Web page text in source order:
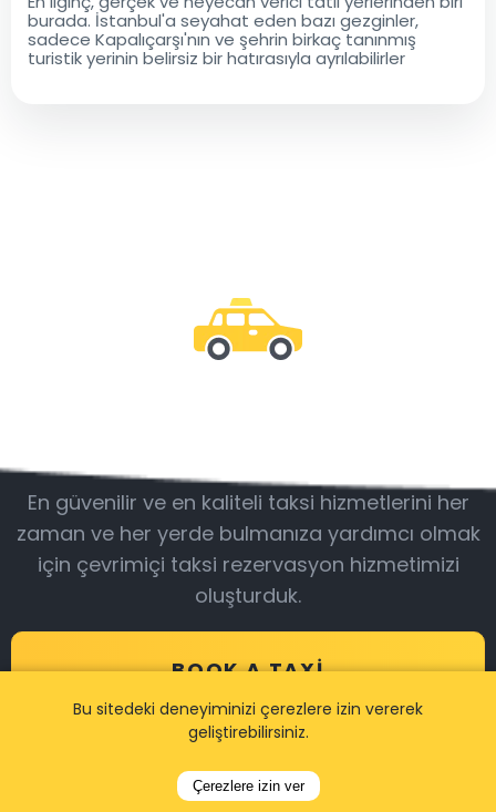
burada. İstanbul'a seyahat eden bazı gezginler,
sadece Kapalıçarşı'nın ve şehrin birkaç tanınmış
turistik yerinin belirsiz bir hatırasıyla ayrılabilirler
En güvenilir ve en kaliteli taksi hizmetlerini her
zaman ve her yerde bulmanıza yardımcı olmak
için çevrimiçi taksi rezervasyon hizmetimizi
oluşturduk.
BOOK A TAXI
Bu sitedeki deneyiminizi çerezlere izin vererek
geliştirebilirsiniz.
Çerezlere izin ver